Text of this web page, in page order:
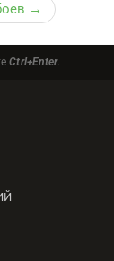
→
Ctrl+Enter.